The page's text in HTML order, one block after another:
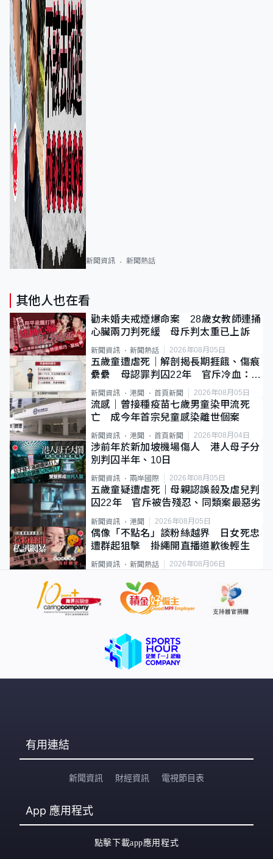
新聞資訊 新聞熱話
其他人也在看
勸未婚夫戒煙爆命案 28歲女教師連捅
心臟兩刀判死緩 母斥判太重已上訴
新聞資訊 新聞熱話 2026年08月05日
五歲童遭虐死｜解剖揭長期捱餓、傷痕
纍纍 母認罪判囚22年 官斥冷血：同
類案最惡劣
新聞資訊 港聞 首頁新聞 2026年08月05日
流感｜曾接種疫苗七歲男童染甲流死
亡 成今年首宗兒童感染離世個案
新聞資訊 港聞 首頁新聞 2026年08月04日
涉前年於新加坡機場傷人 港人母子分
別判囚半年、10日
新聞資訊 兩岸國際 2026年08月05日
五歲童疑遭虐死｜母親認誤殺及虐兒判
囚22年 官斥被告殘忍、同類案最惡劣
新聞資訊 港聞 2026年08月05日
偶像「不點名」談粉絲越界 日女死忠
遭群起狙擊 掛繩開直播道歉後輕生
新聞資訊 新聞熱話 2026年08月06日
有用連結
新聞資訊 財經資訊 電視節目表
App 應用程式
點擊下載app應用程式